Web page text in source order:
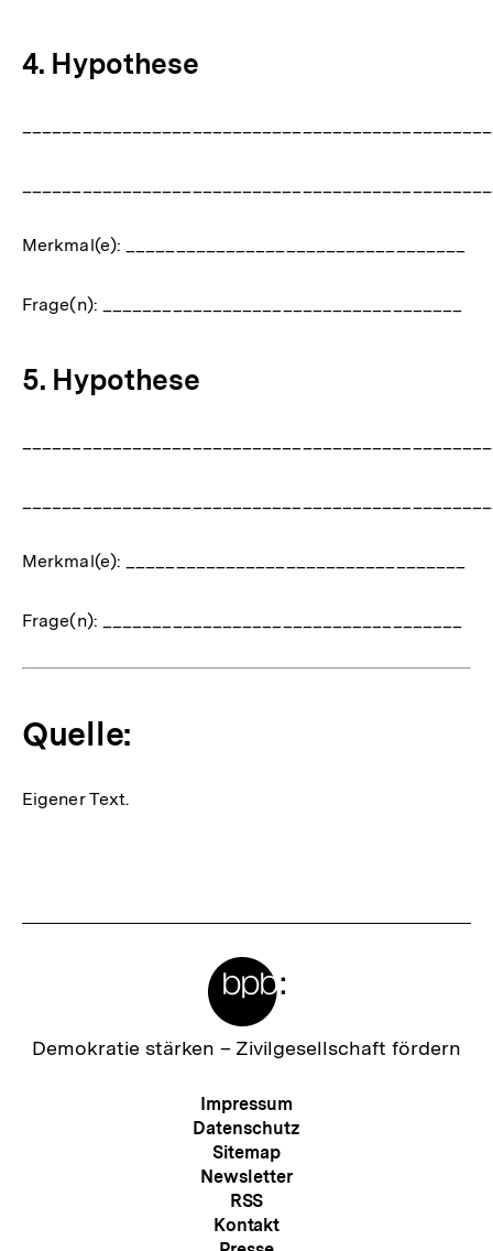
4. Hypothese
Merkmal(e): __________________________________
Frage(n): ____________________________________
5. Hypothese
Merkmal(e): __________________________________
Frage(n): ____________________________________
Quelle:
Eigener Text.
Zur
Demokratie stärken – Zivilgesellschaft fördern
Meta-
Navigation
Impressum
Datenschutz
Sitemap
Newsletter
RSS
Kontakt